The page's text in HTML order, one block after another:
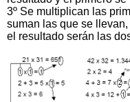
3º Se multiplican las
suman las que se
el resultado serán las